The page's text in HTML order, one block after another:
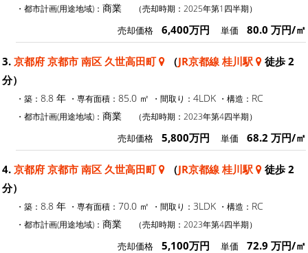
・都市計画(用途地域)： 商業 （売却時期：2025年第1四半期）
売却価格 6,400万円 単価 80.0 万円/㎡
3. 京都府 京都市 南区 久世高田町 （JR京都線 桂川駅
徒歩 2
分）
・築： 8.8 年 ・専有面積： 85.0 ㎡ ・間取り： 4LDK ・構造： RC
・都市計画(用途地域)： 商業 （売却時期：2023年第4四半期）
売却価格 5,800万円 単価 68.2 万円/㎡
4. 京都府 京都市 南区 久世高田町 （JR京都線 桂川駅
徒歩 2
分）
・築： 8.8 年 ・専有面積： 70.0 ㎡ ・間取り： 3LDK ・構造： RC
・都市計画(用途地域)： 商業 （売却時期：2023年第4四半期）
売却価格 5,100万円 単価 72.9 万円/㎡